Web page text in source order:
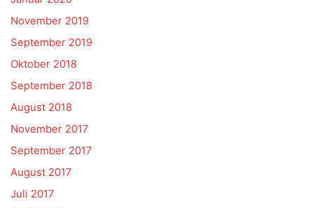
November 2019
September 2019
Oktober 2018
September 2018
August 2018
November 2017
September 2017
August 2017
Juli 2017